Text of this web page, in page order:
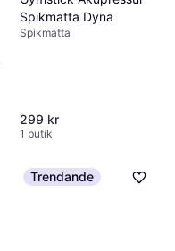
Spikmatta Dyna
Spikmatta
299 kr
1 butik
Trendande